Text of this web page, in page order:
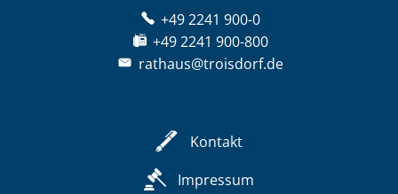
+49 2241 900-0
+49 2241 900-800
rathaus@troisdorf.de
Kontakt
Impressum